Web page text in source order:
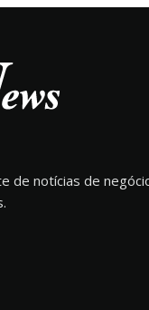
de notícias de